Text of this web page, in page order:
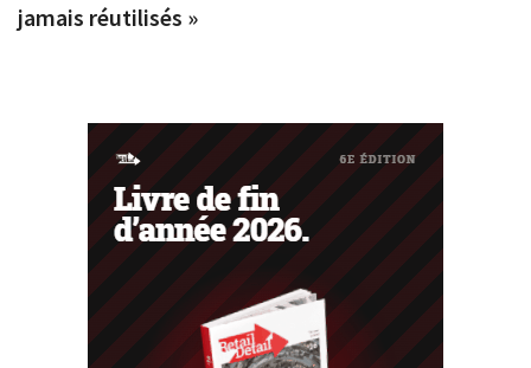
jamais réutilisés »